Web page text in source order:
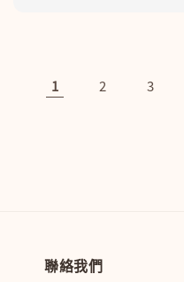
1 2 3
聯絡我們